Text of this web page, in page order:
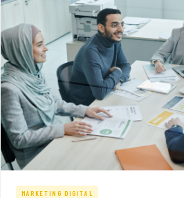
MARKETING DIGITAL